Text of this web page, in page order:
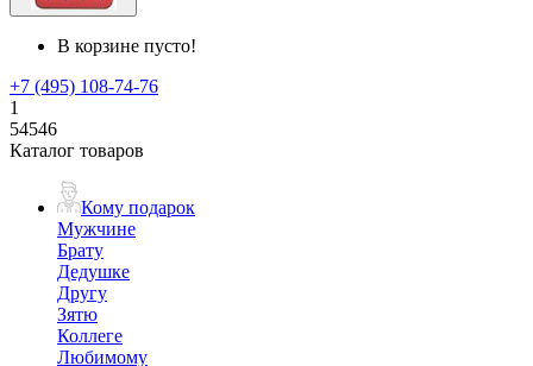
В корзине пусто!
+7 (495) 108-74-76
1
54546
Каталог товаров
Кому подарок
Мужчине
Брату
Дедушке
Другу
Зятю
Коллеге
Любимому